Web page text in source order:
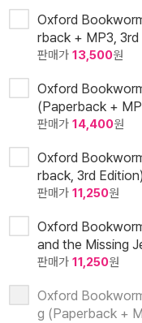
Oxford
rback + MP3, 3rd
판매가 13,500원
Oxford
(Paperback +
판매가 14,400원
Oxford
rback, 3rd Edition)
판매가 11,250원
Oxford
and the Missing
판매가 11,250원
Oxford
g (Paperback +